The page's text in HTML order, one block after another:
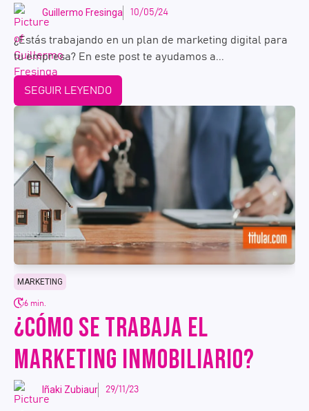
Guillermo Fresinga 10/05/24
¿Estás trabajando en un plan de marketing digital para
tu empresa? En este post te ayudamos a...
SEGUIR LEYENDO
MARKETING
6 min.
¿CÓMO SE TRABAJA EL
MARKETING INMOBILIARIO?
Iñaki Zubiaur 29/11/23